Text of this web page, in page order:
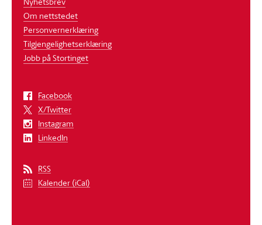
Om nettstedet
Personvernerklæring
Tilgjengelighetserklæring
Jobb på Stortinget
Facebook
X/Twitter
Instagram
LinkedIn
RSS
Kalender (iCal)